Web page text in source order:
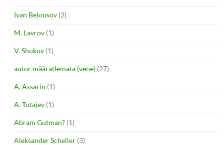
Ivan Belousov (2)
M. Lavrov (1)
V. Shukov (1)
autor määratlemata (vene) (27)
A. Assarin (1)
A. Tutajev (1)
Abram Gutman? (1)
Aleksander Scheller (3)